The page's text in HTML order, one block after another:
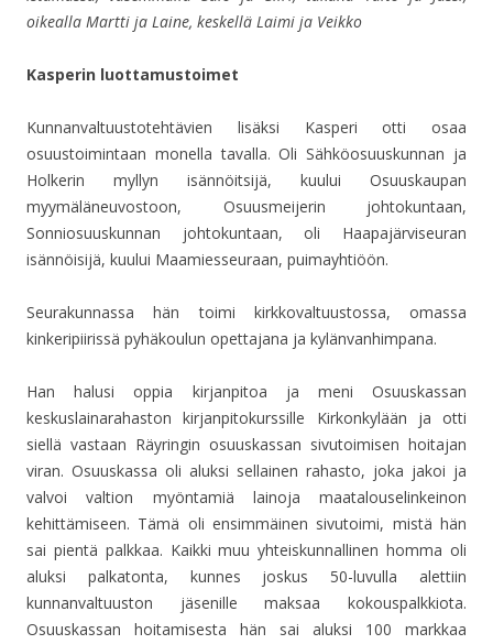
oikealla Martti ja Laine, keskellä Laimi ja Veikko
Kasperin luottamustoimet
Kunnanvaltuustotehtävien lisäksi Kasperi otti osaa
osuustoimintaan monella tavalla. Oli Sähköosuuskunnan ja
Holkerin myllyn isännöitsijä, kuului Osuuskaupan
myymäläneuvostoon, Osuusmeijerin johtokuntaan,
Sonniosuuskunnan johtokuntaan, oli Haapajärviseuran
isännöisijä, kuului Maamiesseuraan, puimayhtiöön.
Seurakunnassa hän toimi kirkkovaltuustossa, omassa
kinkeripiirissä pyhäkoulun opettajana ja kylänvanhimpana.
Han halusi oppia kirjanpitoa ja meni Osuuskassan
keskuslainarahaston kirjanpitokurssille Kirkonkylään ja otti
siellä vastaan Räyringin osuuskassan sivutoimisen hoitajan
viran. Osuuskassa oli aluksi sellainen rahasto, joka jakoi ja
valvoi valtion myöntamiä lainoja maatalouselinkeinon
kehittämiseen. Tämä oli ensimmäinen sivutoimi, mistä hän
sai pientä palkkaa. Kaikki muu yhteiskunnallinen homma oli
aluksi palkatonta, kunnes joskus 50-luvulla alettiin
kunnanvaltuuston jäsenille maksaa kokouspalkkiota.
Osuuskassan hoitamisesta hän sai aluksi 100 markkaa